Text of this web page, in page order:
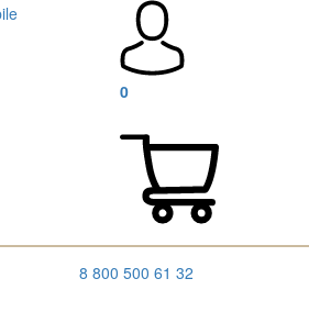
0
8 800 500 61 32